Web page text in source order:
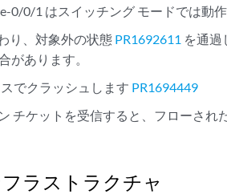
0/0/1 はスイッチング モードでは動
り、対象外の状態 PR1692611 を通過
があります。
でクラッシュします PR1694449
チケットを受信すると、フローされ
ラストラクチャ